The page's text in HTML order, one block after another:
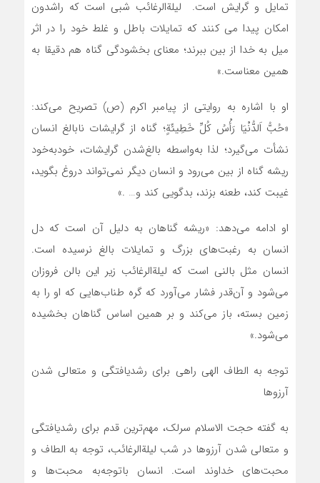
تمایل و گرایش است. لیلة‌الرغائب شبی است که راشدون
امکان پیدا می کنند که تمایلات باطل و غلط خود را در اثر
میل به خدا از بین ببرند؛ معنای بخشودگی گناه هم دقیقا به
همین معناست.»
او با اشاره به روایتی از پیامبر اکرم (ص) تصریح می‌کند:
«حُبُّ اَلدُّنْیَا رَأْسُ کُلِّ خَطِیئَةٍ؛ گناه از گرایشات نابالغ انسان
نشأت می‌گیرد؛ لذا به‌واسطه بالغ‌شدن گرایشات، خودبه‌خود
ریشه گناه از بین می‌رود و انسان دیگر نمی‌تواند دروغ بگوید،
غیبت کند، طعنه بزند، بدگویی کند و… .»
او ادامه می‌دهد: «ریشه گناهان به دلیل آن است که دل
انسان به رغبت‌های بزرگ و تمایلات بالغ نرسیده است.
انسان مثل بالنی است که لیلةالرغائب زیر این بالن فروزان
می‌شود و آن‌قدر فشار می‌آورد که گره طناب‌هایی که او را به
زمین بسته، باز می‌کند و بر همین اساس گناهان بخشیده
می‌شود.»
توجه به الطاف الهی راهی برای رشدیافتگی و متعالی شدن
آرزوها
به گفته حجت الاسلام سرلک، مهم‌ترین قدم برای رشدیافتگی
و متعالی شدن آرزوها در شب لیلةالرغائب، توجه به الطاف و
محبت‌های خداوند است. انسان باتوجه‌به محبت‌ها و